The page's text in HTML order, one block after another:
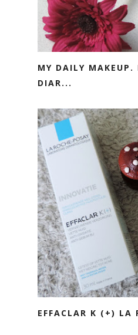
MY DAILY MAKEUP.
DIAR...
EFFACLAR K (+) LA